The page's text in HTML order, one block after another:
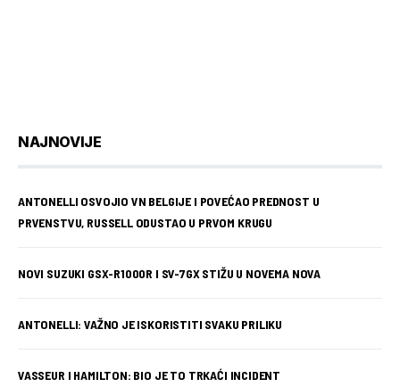
NAJNOVIJE
ANTONELLI OSVOJIO VN BELGIJE I POVEĆAO PREDNOST U
PRVENSTVU, RUSSELL ODUSTAO U PRVOM KRUGU
NOVI SUZUKI GSX-R1000R I SV-7GX STIŽU U NOVEMA NOVA
ANTONELLI: VAŽNO JE ISKORISTITI SVAKU PRILIKU
VASSEUR I HAMILTON: BIO JE TO TRKAĆI INCIDENT